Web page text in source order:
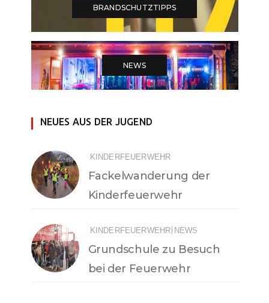
BRANDSCHUTZTIPPS
NEWS
NEUES AUS DER JUGEND
KINDERFEUERWEHR
Fackelwanderung der
Kinderfeuerwehr
KINDERFEUERWEHR NEWS
Grundschule zu Besuch
bei der Feuerwehr